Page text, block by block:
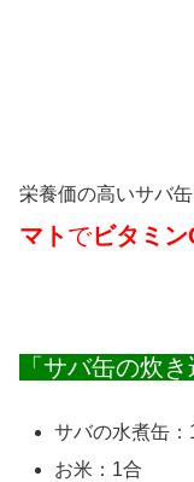
栄養価の高いサバ
マトでビタミン
「サバ缶の炊
サバの水煮缶：
お米：1合